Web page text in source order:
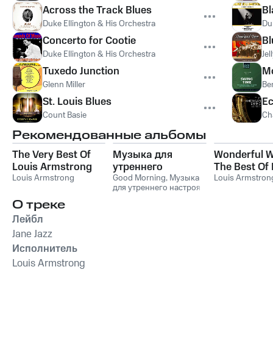
Across the Track Blues
Duke Ellington & His Orchestra
Concerto for Cootie
Duke Ellington & His Orchestra
Tuxedo Junction
Glenn Miller
St. Louis Blues
Count Basie
Рекомендованные альбомы
The Very Best Of
Louis Armstrong
Louis Armstrong
Музыка для
утреннего
настроения:
бодрость и
Good Morning, Музыка
для утреннего настроя
Wonderful
The Best Of
Armstrong
Louis
О треке
Лейбл
Jane Jazz
Исполнитель
Louis Armstrong